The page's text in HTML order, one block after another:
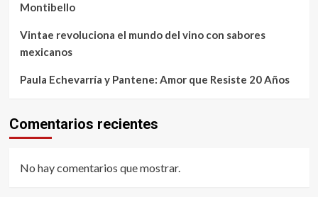
Montibello
Vintae revoluciona el mundo del vino con sabores
mexicanos
Paula Echevarría y Pantene: Amor que Resiste 20 Años
Comentarios recientes
No hay comentarios que mostrar.